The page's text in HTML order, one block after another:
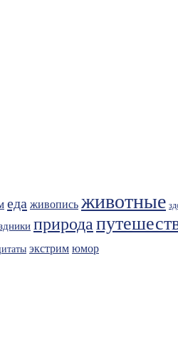
еда живопись животные
природа
экстрим юмор